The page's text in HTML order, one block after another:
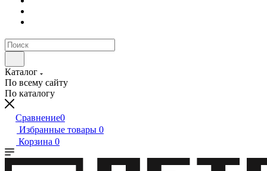
Каталог
По всему сайту
По каталогу
Сравнение0
Избранные товары 0
Корзина 0